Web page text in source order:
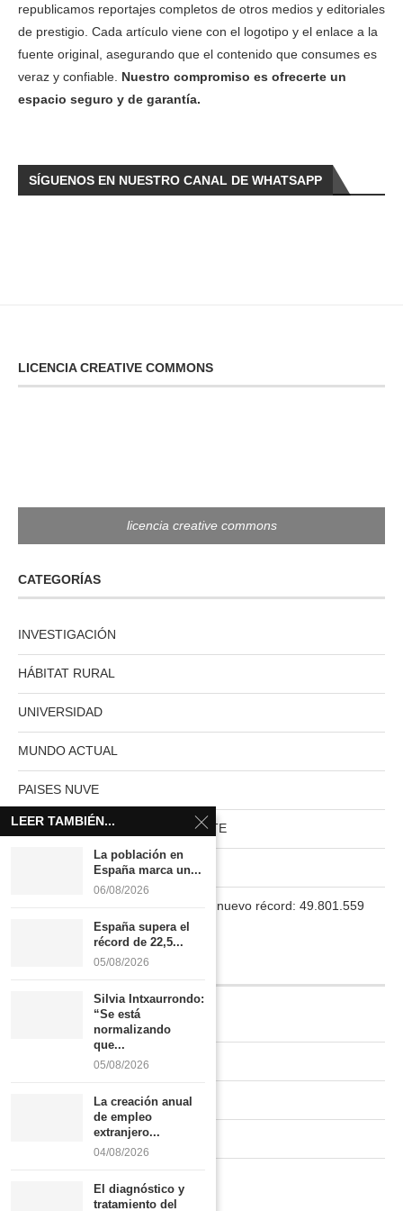
republicamos reportajes completos de otros medios y editoriales
de prestigio. Cada artículo viene con el logotipo y el enlace a la
fuente original, asegurando que el contenido que consumes es
veraz y confiable. Nuestro compromiso es ofrecerte un
espacio seguro y de garantía.
SÍGUENOS EN NUESTRO CANAL DE WHATSAPP
LICENCIA CREATIVE COMMONS
licencia creative commons
CATEGORÍAS
INVESTIGACIÓN
HÁBITAT RURAL
UNIVERSIDAD
MUNDO ACTUAL
PAISES NUVE
HABITAT RURAL AUTOSUFICIENTE
La población en España marca un nuevo récord: 49.801.559
INFORMACIÓN
Quiénes somos
Publicidad tarifas
LEER TAMBIÉN...
La población en
España marca un...
06/08/2026
España supera el
récord de 22,5...
05/08/2026
Silvia Intxaurrondo:
“Se está
normalizando
que...
05/08/2026
La creación anual
de empleo
extranjero...
04/08/2026
El diagnóstico y
tratamiento del